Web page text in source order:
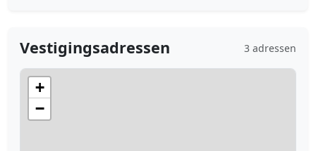
Vestigingsadressen 3 adressen
+
−